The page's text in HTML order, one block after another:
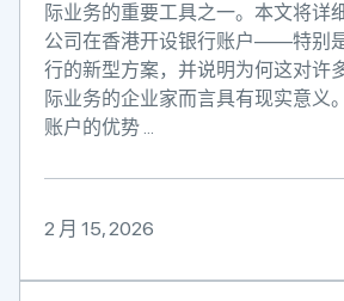
际业务的重要工具之一。本文将详
公司在香港开设银行账户——特别
行的新型方案，并说明为何这对许
际业务的企业家而言具有现实意义
账户的优势 ...
2 月 15, 2026